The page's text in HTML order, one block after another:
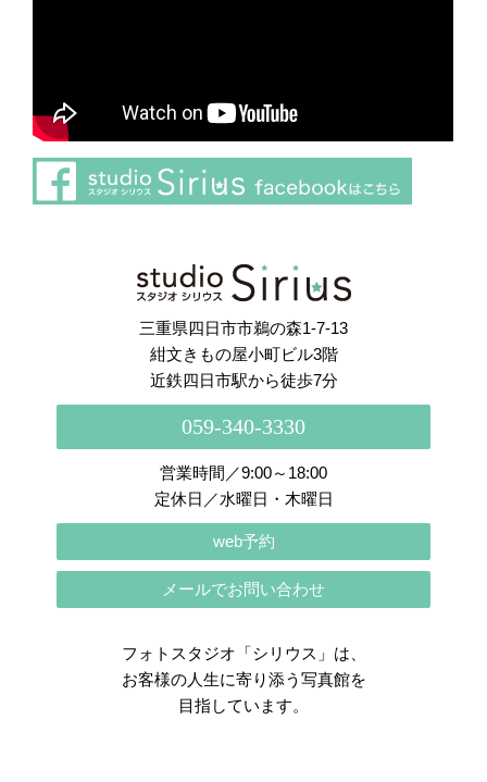
Instagram でフォロー
三重県四日市市鵜の森1-7-13
紺文きもの屋小町ビル3階
近鉄四日市駅から徒歩7分
059-340-3330
営業時間／9:00～18:00
定休日／水曜日・木曜日
web予約
メールでお問い合わせ
フォトスタジオ「シリウス」は、
お客様の人生に寄り添う写真館を
目指しています。